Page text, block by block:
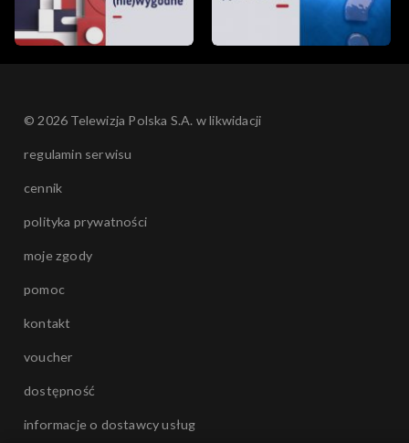
© 2026 Telewizja Polska S.A. w likwidacji
regulamin serwisu
cennik
polityka prywatności
moje zgody
pomoc
kontakt
voucher
dostępność
informacje o dostawcy usług